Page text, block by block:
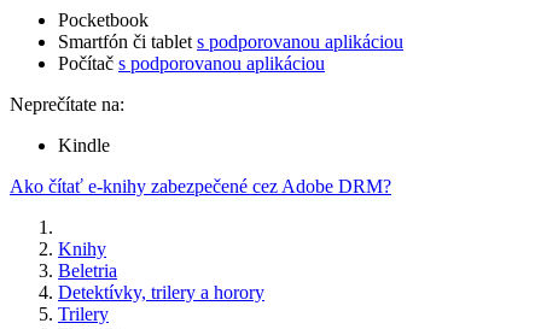
Pocketbook
Smartfón či tablet s podporovanou aplikáciou
Počítač s podporovanou aplikáciou
Neprečítate na:
Kindle
Ako čítať e-knihy zabezpečené cez Adobe DRM?
Knihy
Beletria
Detektívky, trilery a horory
Trilery